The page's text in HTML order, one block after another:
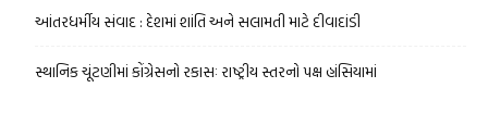
આંતરધર્મીય સંવાદ : દેશમાં શાંતિ અને સલામતી માટે દીવાદાંડી
સ્થાનિક ચૂંટણીમાં કોંગ્રેસનો રકાસઃ રાષ્ટ્રીય સ્તરનો પક્ષ હાંસિયામાં